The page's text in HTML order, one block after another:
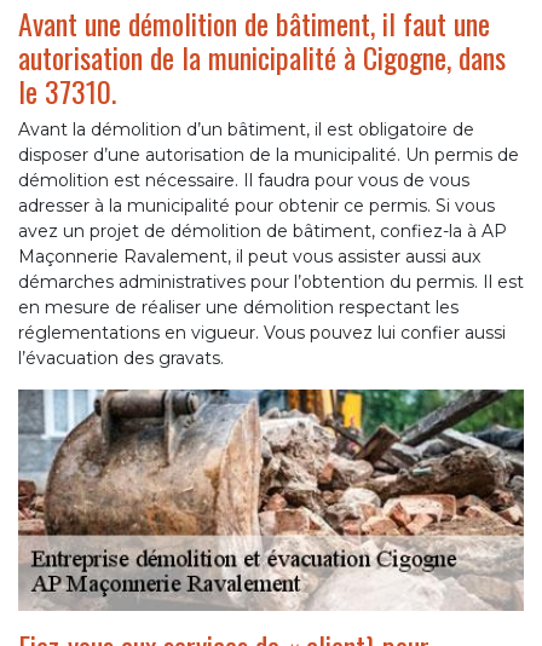
Avant une démolition de bâtiment, il faut une
autorisation de la municipalité à Cigogne, dans
le 37310.
Avant la démolition d’un bâtiment, il est obligatoire de
disposer d’une autorisation de la municipalité. Un permis de
démolition est nécessaire. Il faudra pour vous de vous
adresser à la municipalité pour obtenir ce permis. Si vous
avez un projet de démolition de bâtiment, confiez-la à AP
Maçonnerie Ravalement, il peut vous assister aussi aux
démarches administratives pour l’obtention du permis. Il est
en mesure de réaliser une démolition respectant les
réglementations en vigueur. Vous pouvez lui confier aussi
l’évacuation des gravats.